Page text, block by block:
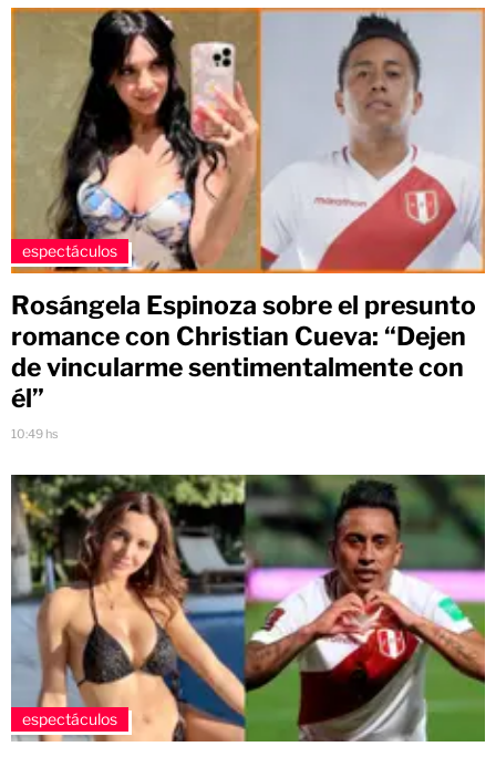
espectáculos
Rosángela Espinoza sobre el presunto
romance con Christian Cueva: “Dejen
de vincularme sentimentalmente con
él”
10:49 hs
espectáculos